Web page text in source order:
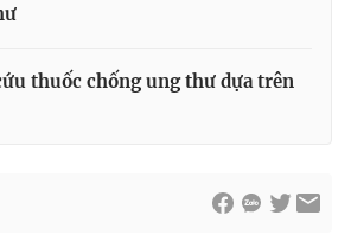
rõ nguồn VTV.vn khi phát hành lại
thuốc chống ung thư dựa trên